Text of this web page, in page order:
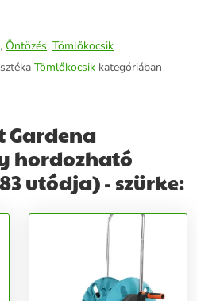
, Öntözés, Tömlőkocsik
Tömlőkocsik kategóriában
Gardena
hordozható
utódja) - szürke: